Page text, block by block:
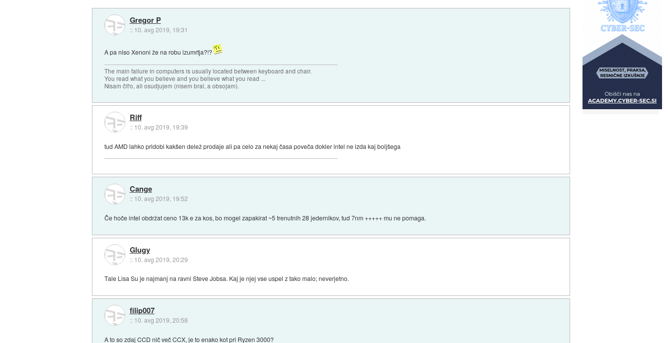
Gregor P
:: 10. avg 2019, 19:31
A pa niso Xenoni že na robu izumrtja?!?
The main failure in computers is usually located between keyboard and chair.
You read what you believe and you believe what you read ...
Nisam čit'o, ali osudjujem (nisem bral, a obsojam).
Riff
:: 10. avg 2019, 19:39
tud AMD lahko pridobi kakšen delež prodaje ali pa celo za nekaj časa poveča dokler intel ne izda kaj boljšega
Cange
:: 10. avg 2019, 19:52
Če hoče intel obdržat ceno 13k e za kos, bo mogel zapakirat ~5 trenutnih 28 jedernikov, tud 7nm +++++ mu ne pomaga.
Glugy
:: 10. avg 2019, 20:29
Tale Lisa Su je najmanj na ravni Steve Jobsa. Kaj je njej vse uspel z tako malo; neverjetno.
filip007
:: 10. avg 2019, 20:58
A to so zdaj CCD nič več CCX, je to enako kot pri Ryzen 3000?